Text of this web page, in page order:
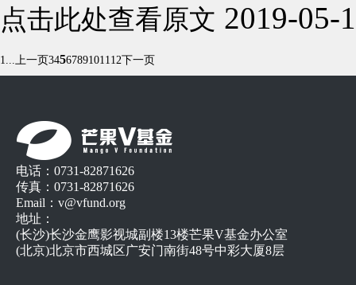
点击此处查看原文 2019-05-
1...上一页3456789101112下一页
电话：0731-82871626
传真：0731-82871626
Email：v@vfund.org
地址：
(长沙)长沙金鹰影视城副楼13楼芒果V基金办公室
(北京)北京市西城区广安门南街48号中彩大厦8层